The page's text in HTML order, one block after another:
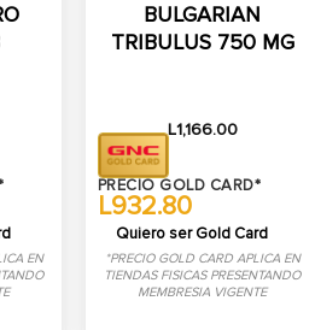
EN
BULGARIAN
TRIBULUS 750 MG
L1,166.00
PRECIO GOLD CARD*
L932.80
Quiero ser Gold Card
*PRECIO GOLD CARD APLICA EN
TIENDAS FISICAS PRESENTANDO
MEMBRESIA VIGENTE